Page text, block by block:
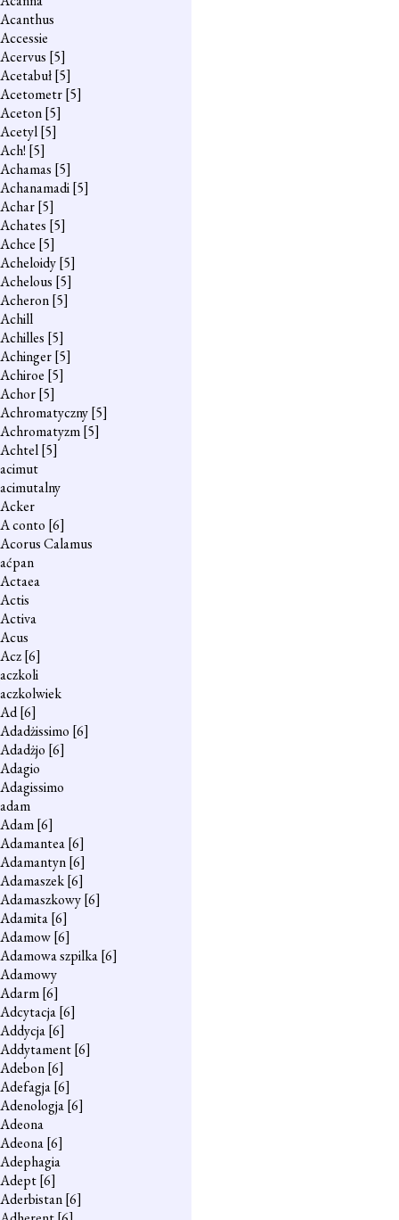
Acanthus
Accessie
Acervus [5]
Acetabuł[5]
Acetometr[5]
Aceton[5]
Acetyl[5]
Ach! [5]
Achamas [5]
Achanamadi[5]
Achar[5]
Achates [5]
Achce [5]
Acheloidy[5]
Achelous [5]
Acheron[5]
Achill
Achilles [5]
Achinger[5]
Achiroe [5]
Achor[5]
Achromatyczny[5]
Achromatyzm[5]
Achtel[5]
acimut
acimutalny
Acker
A conto [6]
Acorus Calamus
aćpan
Actaea
Actis
Activa
Acus
Acz[6]
aczkoli
aczkolwiek
Ad[6]
Adadżissimo [6]
Adadżjo [6]
Adagio
Adagissimo
adam
Adam[6]
Adamantea[6]
Adamantyn[6]
Adamaszek[6]
Adamaszkowy[6]
Adamita[6]
Adamow[6]
Adamowa szpilka[6]
Adamowy
Adarm[6]
Adcytacja[6]
Addycja[6]
Addytament[6]
Adebon[6]
Adefagja[6]
Adenologja[6]
Adeona
Adeona[6]
Adephagia
Adept[6]
Aderbistan[6]